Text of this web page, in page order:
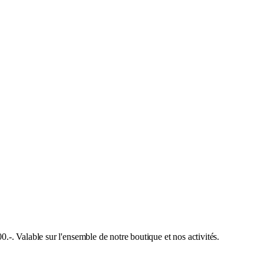
. Valable sur l'ensemble de notre boutique et nos activités.